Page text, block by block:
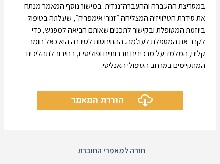
במטריצת ההעברה וההעברה־נגדית. במישור נוסף המאמר מנתח
את סידרת הטלוויזיה המצליחה ״זגורי אימפריה״, שעלתה בטיפול
ביוזמת המטופלת ובקישור לתכנים שאותם הביאה למפגש, כדי
לקרב את המטפלת לעולמה. ההתיחסות לסידרה היא כאל חומר
קליני, המלמד על מרכיבים תרבותיים ופוליטים, בחיבור לתהליכים
המתקיימים במרחב הטיפולי האנליטי.
הורדת המאמר
חזרה למאמרי החוברת